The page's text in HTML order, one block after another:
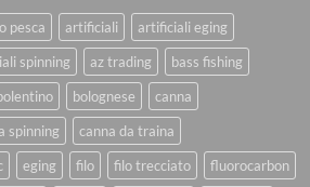
pesca artificiali
artificiali eging
spinning az trading
bass fishing
bolognese
canna
spinning
canna da traina
eging filo filo trecciato
fluorocarbon